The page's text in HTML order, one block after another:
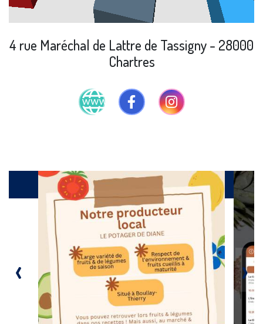
4 rue Maréchal de Lattre de Tassigny - 28000
Chartres
Galerie
‹ ›